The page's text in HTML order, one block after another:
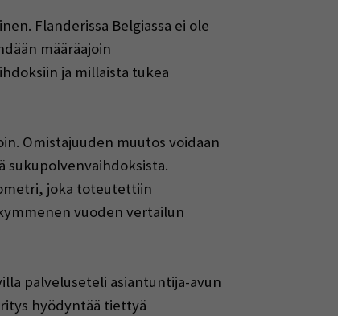
Flanderissa Belgiassa ei ole
määräajoin
ja millaista tukea
Omistajuuden muutos voidaan
sukupolvenvaihdoksista.
joka toteutettiin
vuoden vertailun
palveluseteli asiantuntija-avun
hyödyntää tiettyä